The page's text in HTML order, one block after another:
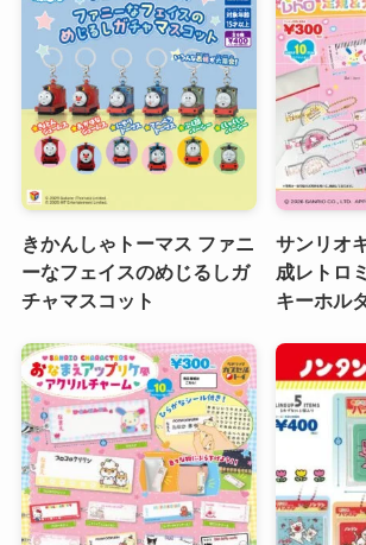
きかんしゃトーマス ファニ
ーなフェイスのめじるしガ
チャマスコット
サンリオ
成レトロ
キーホル